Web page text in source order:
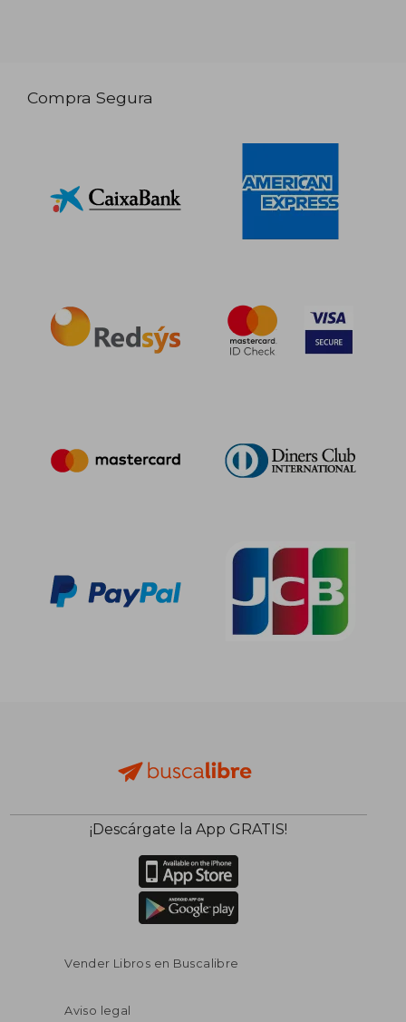
Compra Segura
¡Descárgate la App GRATIS!
Vender Libros en Buscalibre
Aviso legal